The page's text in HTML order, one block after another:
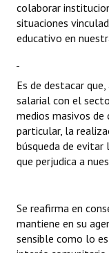
Noticias
Registros y
Premio al Mérito -
Audiencias
Mujeres que
Ciudadano Ilustre
Banca del Vecino -
colaborar
situaciones
educativo en
Es de destacar
salarial con el
medios masivos de
particular, la
búsqueda de
que perjudica a
Se reafirma en
mantiene en su
sensible como lo